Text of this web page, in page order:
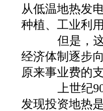
从低温地热发
种植、工业利
但是，这
经济体制逐步
原来事业费的
上世纪90
发现投资地热